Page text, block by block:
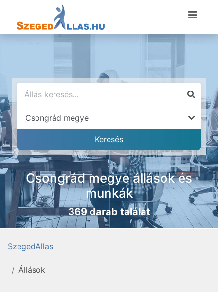
Csongrád megye állások és
munkák
369 darab találat
SzegedAllas
Állások